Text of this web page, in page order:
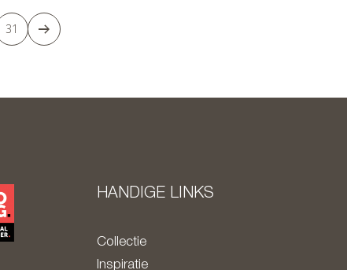
31
HANDIGE LINKS
Collectie
Inspiratie